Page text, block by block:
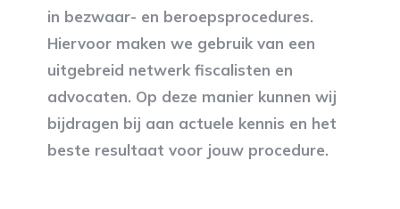
in bezwaar- en beroepsprocedures.
Hiervoor maken we gebruik van een
uitgebreid netwerk fiscalisten en
advocaten. Op deze manier kunnen wij
bijdragen bij aan actuele kennis en het
beste resultaat voor jouw procedure.